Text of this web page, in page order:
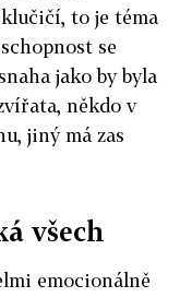
to je téma
se
jako by byla
někdo v
jiný má zas
všech
emocionálně